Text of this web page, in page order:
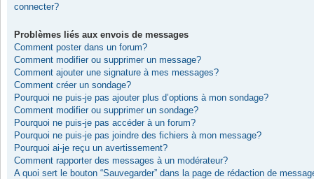
connecter?
Problèmes liés aux envois de messages
Comment poster dans un forum?
Comment modifier ou supprimer un message?
Comment ajouter une signature à mes messages?
Comment créer un sondage?
Pourquoi ne puis-je pas ajouter plus d’options à mon sondage?
Comment modifier ou supprimer un sondage?
Pourquoi ne puis-je pas accéder à un forum?
Pourquoi ne puis-je pas joindre des fichiers à mon message?
Pourquoi ai-je reçu un avertissement?
Comment rapporter des messages à un modérateur?
A quoi sert le bouton “Sauvegarder” dans la page de rédaction de